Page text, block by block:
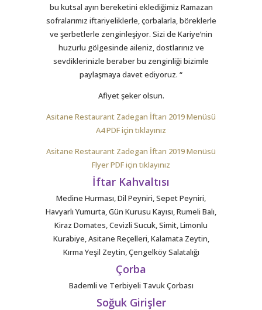
bu kutsal ayın bereketini eklediğimiz Ramazan
sofralarımız iftariyeliklerle, çorbalarla, böreklerle
ve şerbetlerle zenginleşiyor. Sizi de Kariye’nin
huzurlu gölgesinde aileniz, dostlarınız ve
sevdiklerinizle beraber bu zenginliği bizimle
paylaşmaya davet ediyoruz. “
Afiyet şeker olsun.
Asitane Restaurant Zadegan İftarı 2019 Menüsü
A4 PDF için tıklayınız
Asitane Restaurant Zadegan İftarı 2019 Menüsü
Flyer PDF için tıklayınız
İftar Kahvaltısı
Medine Hurması, Dil Peyniri, Sepet Peyniri,
Havyarlı Yumurta, Gün Kurusu Kayısı, Rumeli Balı,
Kiraz Domates, Cevizli Sucuk, Simit, Limonlu
Kurabiye, Asitane Reçelleri, Kalamata Zeytin,
Kırma Yeşil Zeytin, Çengelköy Salatalığı
Çorba
Bademli ve Terbiyeli Tavuk Çorbası
Soğuk Girişler